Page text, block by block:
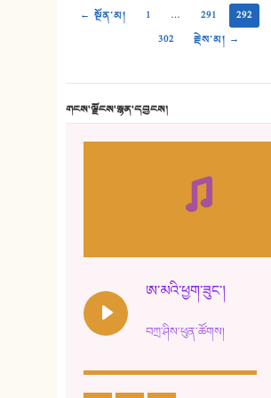
← སྔོན་མ། 1 … 291 292
302
རྗེས་མ། →
གངས་ལྗོངས་སྙན་དབྱངས།
ཨ་མའི་ཕྱག་ཟུང་།
བཀྲ་ཤིས་ཕུན་ཚོགས།